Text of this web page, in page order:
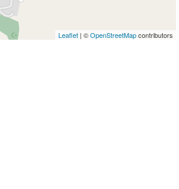
Leaflet | ©OpenStreetMapcontributors